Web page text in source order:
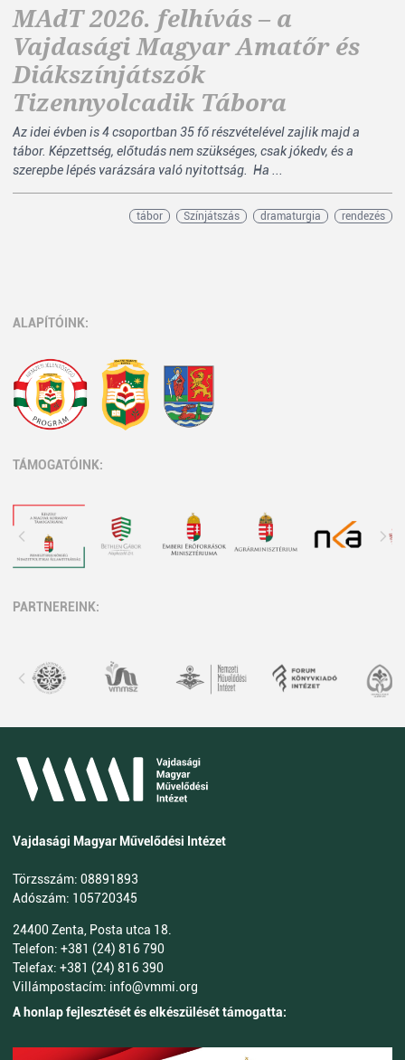
MAdT 2026. felhívás – a
Vajdasági Magyar Amatőr és
Diákszínjátszók
Tizennyolcadik Tábora
Az idei évben is 4 csoportban 35 fő részvételével zajlik majd a
tábor. Képzettség, előtudás nem szükséges, csak jókedv, és a
szerepbe lépés varázsára való nyitottság. Ha ...
tábor Színjátszás dramaturgia rendezés
ALAPÍTÓINK:
TÁMOGATÓINK:
PARTNEREINK:
Vajdasági Magyar Művelődési Intézet
Törzsszám: 08891893
Adószám: 105720345
24400 Zenta, Posta utca 18.
Telefon: +381 (24) 816 790
Telefax: +381 (24) 816 390
Villámpostacím: info@vmmi.org
A honlap fejlesztését és elkészülését támogatta: